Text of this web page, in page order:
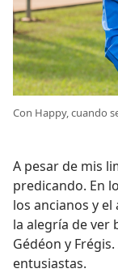
Con Happy, cuando
A pesar de mis
predicando. En
los ancianos y
la alegría de ver
Gédéon y
entusiastas.